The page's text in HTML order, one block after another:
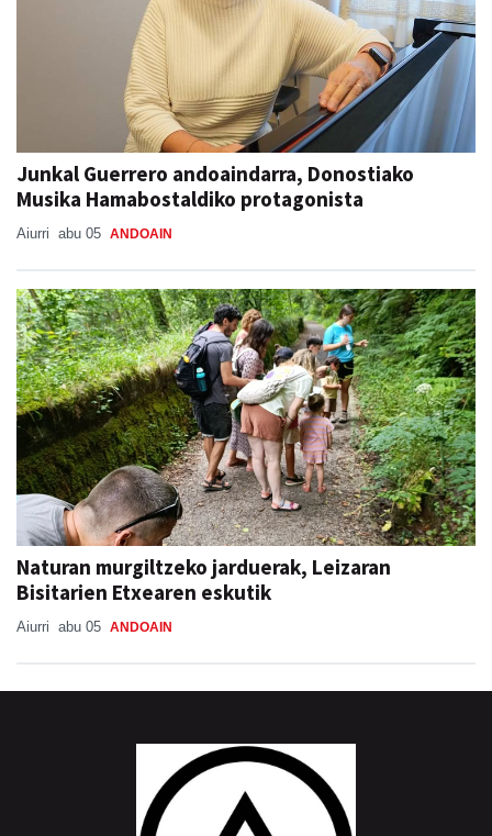
Junkal Guerrero andoaindarra, Donostiako
Musika Hamabostaldiko protagonista
Aiurri abu 05 ANDOAIN
Naturan murgiltzeko jarduerak, Leizaran
Bisitarien Etxearen eskutik
Aiurri abu 05 ANDOAIN